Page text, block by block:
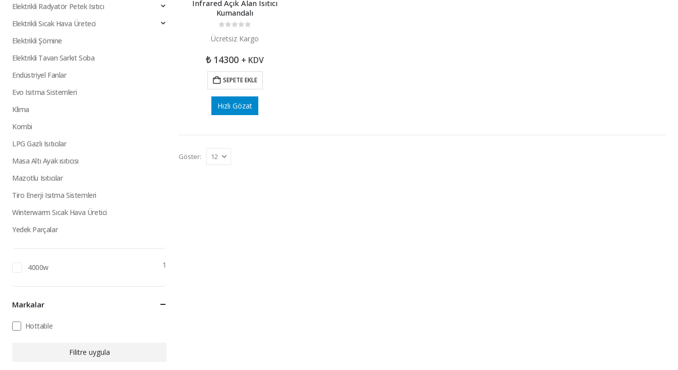
Infrared Açık Alan Isıtıcı
Kumandalı
Ücretsiz Kargo
₺14300 + KDV
SEPETE EKLE
Hızlı Gözat
Göster:
Elektrikli Radyatör Petek Isıtıcı
Elektrikli Sıcak Hava Üreteci
Elektrikli Şömine
Elektrikli Tavan Sarkıt Soba
Endüstriyel Fanlar
Evo Isıtma Sistemleri
Klima
Kombi
LPG Gazlı Isıtıcılar
Masa Altı Ayak ısıtıcısı
Mazotlu Isıtıcılar
Tiro Enerji Isıtma Sistemleri
Winterwarm Sıcak Hava Üretici
Yedek Parçalar
4000w 1
Markalar
Hottable
Filitre uygula